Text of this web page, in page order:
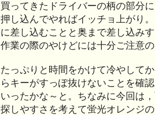
買ってきたドライバーの柄の部分
押し込んでやればイッチョ上がり
に差し込むことと奥まで差し込み
作業の際のやけどには十分ご注意
たっぷりと時間をかけて冷やして
らキーがすっぽ抜けないことを確
いったかな～と。ちなみに今回は
探しやすさを考えて蛍光オレンジ